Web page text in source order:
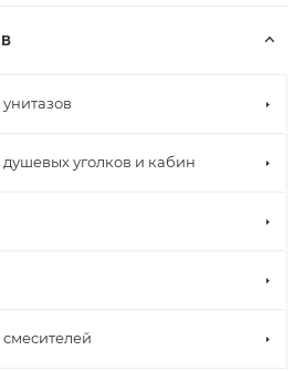
уголков и кабин